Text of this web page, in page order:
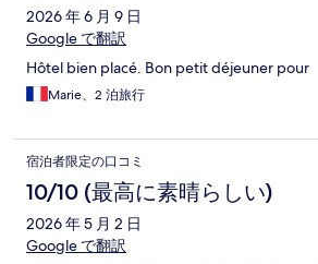
2026 年 6 月 9 日
Google で翻訳
Hôtel bien placé. Bon petit déjeuner pour
Marie、2 泊旅行
宿泊者限定の口コミ
10/10 (最高に素晴らしい)
2026 年 5 月 2 日
Google で翻訳